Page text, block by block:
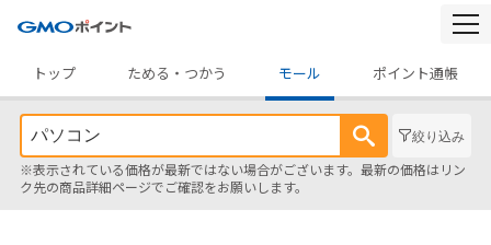
トップ
ためる・つかう モール ポイント通帳
絞り込み
※表示されている価格が最新ではない場合がございます。最新の価格はリン
ク先の商品詳細ページでご確認をお願いします。